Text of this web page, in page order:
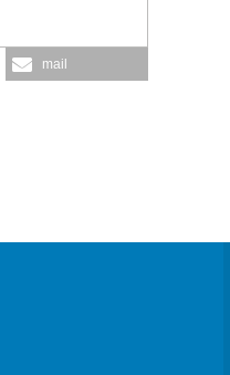
mail